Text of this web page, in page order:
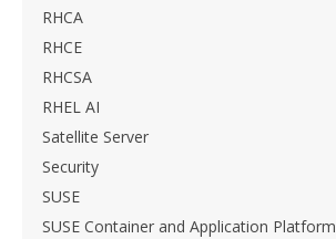
RHCA
RHCE
RHCSA
RHEL AI
Satellite Server
Security
SUSE
SUSE Container and Application Platform